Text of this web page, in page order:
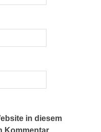
in diesem
Kommentar